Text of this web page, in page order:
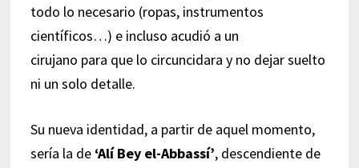
todo lo necesario (ropas, instrumentos
científicos…) e incluso acudió a un
cirujano para que lo circuncidara y no dejar suelto
ni un solo detalle.
Su nueva identidad, a partir de aquel momento,
sería la de ‘Alí Bey el-Abbassí’, descendiente de